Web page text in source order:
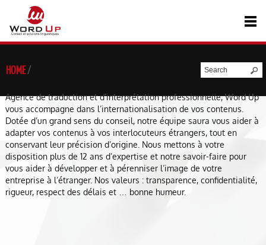
HOME/
Agence de traduction et d’interprétation professionnelle, Word Up
vous accompagne dans l’internationalisation de vos contenus.
Dotée d’un grand sens du conseil, notre équipe saura vous aider à
adapter vos contenus à vos interlocuteurs étrangers, tout en
conservant leur précision d’origine. Nous mettons à votre
disposition plus de 12 ans d’expertise et notre savoir-faire pour
vous aider à développer et à pérenniser l’image de votre
entreprise à l’étranger. Nos valeurs : transparence, confidentialité,
rigueur, respect des délais et … bonne humeur.